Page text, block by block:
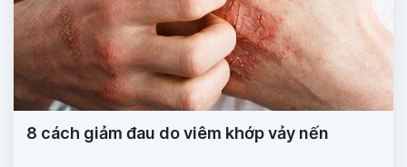
8 cách giảm đau do viêm khớp vảy nến